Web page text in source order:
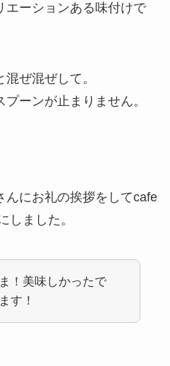
エーションある味付けで
ぜ混ぜして。
ーンが止まりません。
んにお礼の挨拶をしてcafe
しました。
！美味しかったで
す！